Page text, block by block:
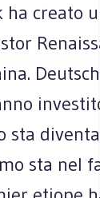
creato
sta
sta nel